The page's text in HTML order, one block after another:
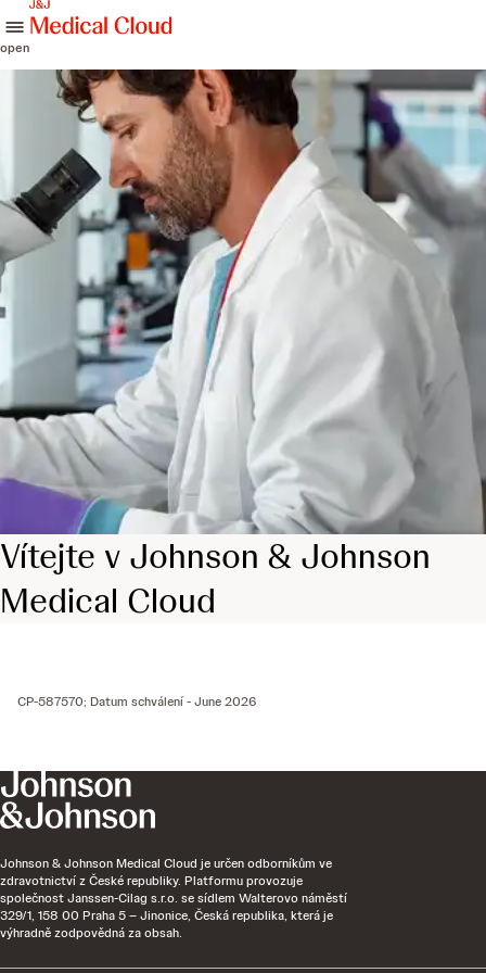
open
Vítejte v Johnson & Johnson
Medical Cloud
CP-587570; Datum schválení - June 2026
Johnson & Johnson Medical Cloud je určen odborníkům ve
zdravotnictví z České republiky. Platformu provozuje
společnost Janssen-Cilag s.r.o. se sídlem Walterovo náměstí
329/1, 158 00 Praha 5 – Jinonice, Česká republika, která je
výhradně zodpovědná za obsah.